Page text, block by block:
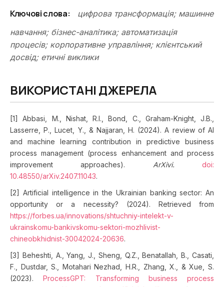
Ключові слова:
цифрова трансформація; машинне
навчання; бізнес-аналітика; автоматизація
процесів; корпоративне управління; клієнтський
досвід; етичні виклики
ВИКОРИСТАНІ ДЖЕРЕЛА
[1] Abbasi, M., Nishat, R.I., Bond, C., Graham-Knight, J.B.,
Lasserre, P., Lucet, Y., & Najjaran, H. (2024). A review of AI
and machine learning contribution in predictive business
process management (process enhancement and process
improvement approaches). ArXivi.
doi:
10.48550/arXiv.2407.11043.
[2] Artificial intelligence in the Ukrainian banking sector: An
opportunity or a necessity? (2024). Retrieved from
https://forbes.ua/innovations/shtuchniy-intelekt-v-
ukrainskomu-bankivskomu-sektori-mozhlivist-
chineobkhidnist-30042024-20636.
[3] Beheshti, A., Yang, J., Sheng, Q.Z., Benatallah, B., Casati,
F., Dustdar, S., Motahari Nezhad, H.R., Zhang, X., & Xue, S.
(2023).ProcessGPT: Transforming business process